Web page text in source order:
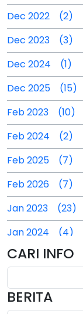
Dec 2022 (2)
Dec 2023 (3)
Dec 2024 (1)
Dec 2025 (15)
Feb 2023 (10)
Feb 2024 (2)
Feb 2025 (7)
Feb 2026 (7)
Jan 2023 (23)
Jan 2024 (4)
Jan 2025 (4)
Jul 2025 (3)
CARI INFO
BERITA